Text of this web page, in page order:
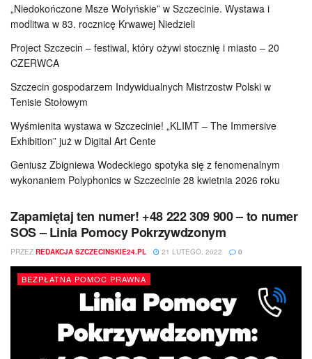
„Niedokończone Msze Wołyńskie” w Szczecinie. Wystawa i
modlitwa w 83. rocznicę Krwawej Niedzieli
Project Szczecin – festiwal, który ożywi stocznię i miasto – 20
CZERWCA
Szczecin gospodarzem Indywidualnych Mistrzostw Polski w
Tenisie Stołowym
Wyśmienita wystawa w Szczecinie! „KLIMT – The Immersive
Exhibition” już w Digital Art Cente
Geniusz Zbigniewa Wodeckiego spotyka się z fenomenalnym
wykonaniem Polyphonics w Szczecinie 28 kwietnia 2026 roku
Zapamiętaj ten numer! +48 222 309 900 – to numer
SOS – Linia Pomocy Pokrzywdzonym
PRZEZ REDAKCJA SZCZECINSKIE24.PL 21 LUTEGO, 2022 0
BEZPŁATNA POMOC PRAWNA